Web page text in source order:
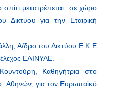
μετατρέπεται σε χώρο
Δικτύου για την Εταιρική
Α/δρο του Δικτύου Ε.Κ.Ε
ΕΛΙΝΥΑΕ.
Καθηγήτρια στο
Αθηνών, για τον Ευρωπαϊκό